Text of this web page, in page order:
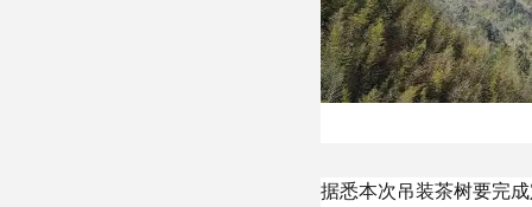
据悉本次吊装茶树要完